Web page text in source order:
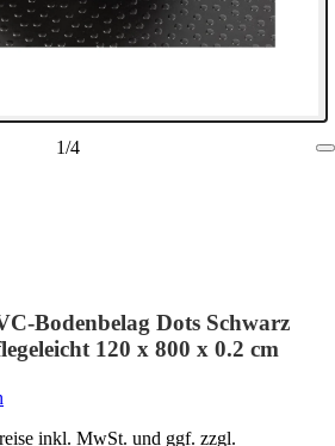
1/4
Bodenbelag Dots Schwarz
120 x 800 x 0.2 cm
inkl. MwSt. und ggf. zzgl.